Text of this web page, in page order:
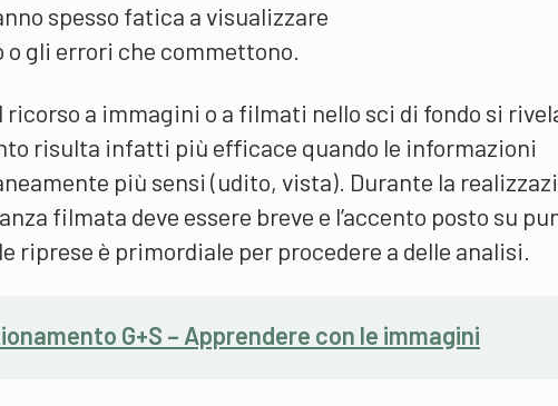
spesso fatica a visualizzare
o gli errori che commettono.
a immagini o a filmati nello sci di fondo si
risulta infatti più efficace quando le informazioni
più sensi (udito, vista). Durante la
filmata deve essere breve e l’accento posto su
riprese è primordiale per procedere a delle analisi.
G+S – Apprendere con le immagini